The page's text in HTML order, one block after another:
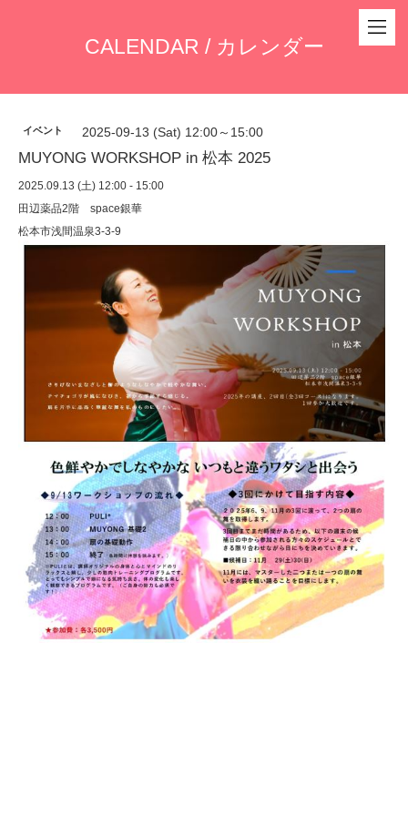
CALENDAR / カレンダー
イベント 2025-09-13 (Sat) 12:00～15:00
MUYONG WORKSHOP in 松本 2025
2025.09.13 (土) 12:00 - 15:00
田辺薬品2階 space銀華
松本市浅間温泉3-3-9